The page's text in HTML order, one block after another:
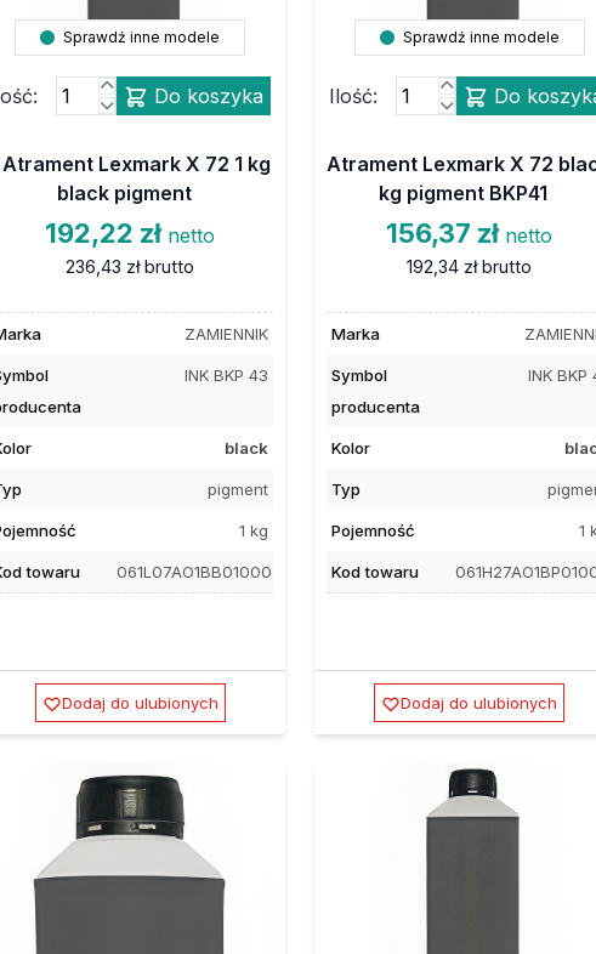
Sprawdź inne modele
Do koszyka
Atrament Lexmark X 72 1 kg
black pigment
192,22 zł netto
236,43 zł brutto
ZAMIENNIK
INK BKP 43
black
pigment
1 kg
towaru 061L07AO1BB01000
Dodaj do ulubionych
Sprawdź inne modele
Ilość: Do
Atrament Lexmark X 72
kg pigment BKP41
156,37 zł netto
192,34 zł brutto
Marka
Symbol
producenta
INK BKP
Kolor
Typ
Pojemność 1
Kod towaru
Dodaj do ulubionych